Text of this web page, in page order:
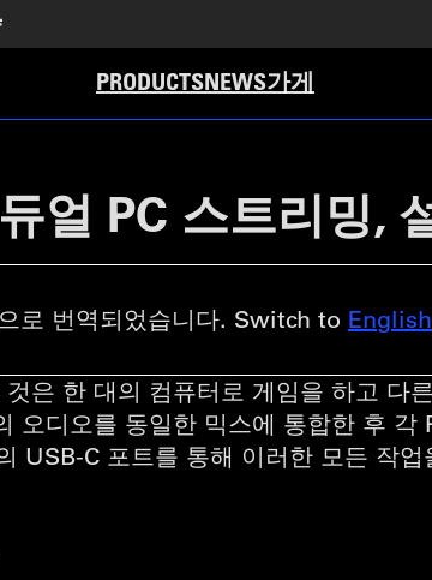
PRODUCTSNEWS가게
얼 PC 스트리밍,
로 번역되었습니다. Switch to English
은 한 대의 컴퓨터로 게임을 하고 다
오디오를 동일한 믹스에 통합한 후 각
USB-C 포트를 통해 이러한 모든 작